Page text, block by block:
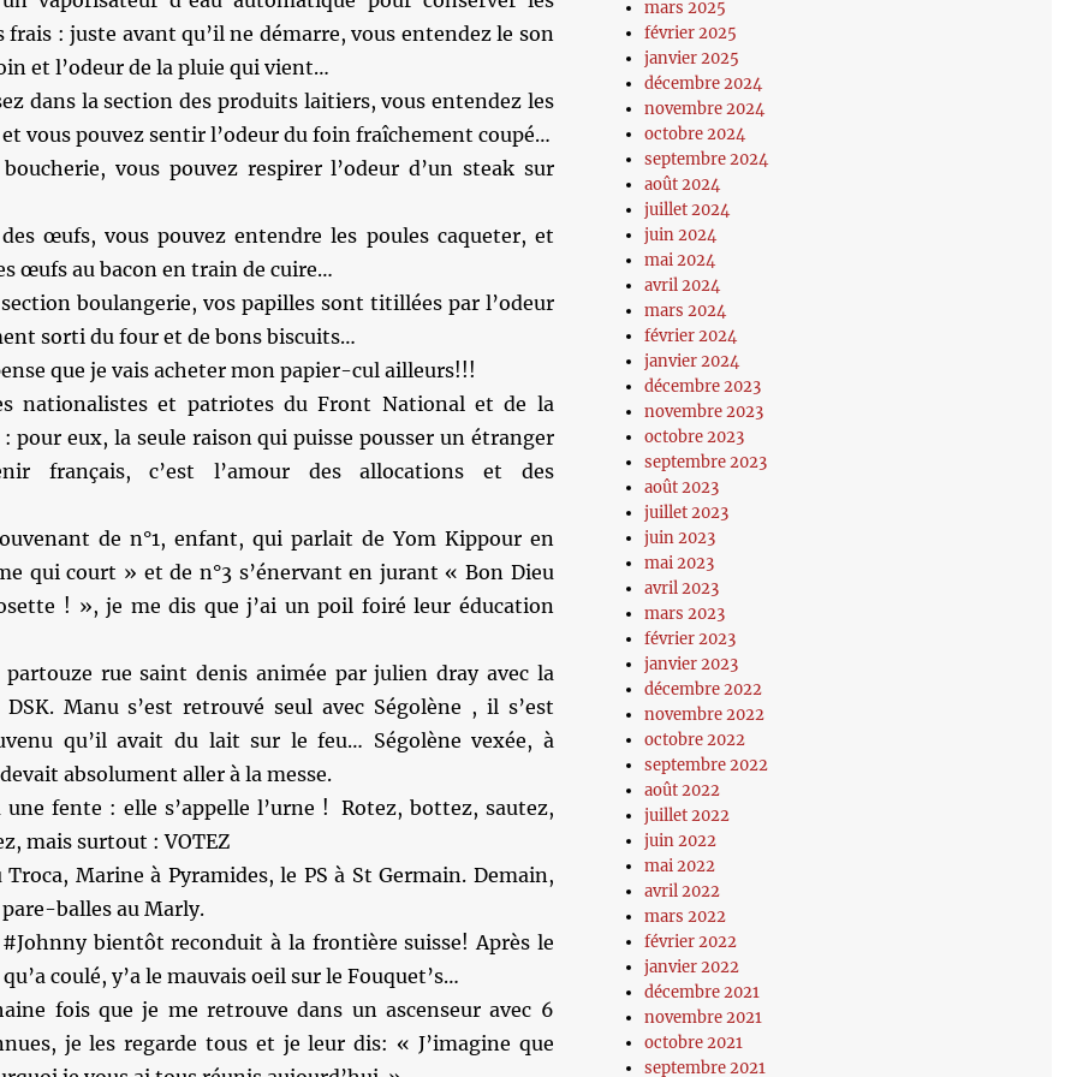
: juste avant qu’il ne démarre, vous entendez le son
et l’odeur de la pluie qui vient…
dans la section des produits laitiers, vous entendez les
vous pouvez sentir l’odeur du foin fraîchement coupé…
vous pouvez respirer l’odeur d’un steak sur
œufs, vous pouvez entendre les poules caqueter, et
œufs au bacon en train de cuire…
boulangerie, vos papilles sont titillées par l’odeur
sorti du four et de bons biscuits…
que je vais acheter mon papier-cul ailleurs!!!
nationalistes et patriotes du Front National et de la
pour eux, la seule raison qui puisse pousser un étranger
français, c’est l’amour des allocations et des
de n°1, enfant, qui parlait de Yom Kippour en
qui court » et de n°3 s’énervant en jurant « Bon Dieu
! », je me dis que j’ai un poil foiré leur éducation
rue saint denis animée par julien dray avec la
Manu s’est retrouvé seul avec Ségolène , il s’est
qu’il avait du lait sur le feu… Ségolène vexée, à
absolument aller à la messe.
une fente : elle s’appelle l’urne ! Rotez, bottez, sautez,
mais surtout : VOTEZ
Marine à Pyramides, le PS à St Germain. Demain,
balles au Marly.
bientôt reconduit à la frontière suisse! Après le
coulé, y’a le mauvais oeil sur le Fouquet’s…
fois que je me retrouve dans un ascenseur avec 6
je les regarde tous et je leur dis: « J’imagine que
mars 2025
février 2025
janvier 2025
décembre 2024
novembre 2024
octobre 2024
septembre 2024
août 2024
juillet 2024
juin 2024
mai 2024
avril 2024
mars 2024
février 2024
janvier 2024
décembre 2023
novembre 2023
octobre 2023
septembre 2023
août 2023
juillet 2023
juin 2023
mai 2023
avril 2023
mars 2023
février 2023
janvier 2023
décembre 2022
novembre 2022
octobre 2022
septembre 2022
août 2022
juillet 2022
juin 2022
mai 2022
avril 2022
mars 2022
février 2022
janvier 2022
décembre 2021
novembre 2021
octobre 2021
septembre 2021